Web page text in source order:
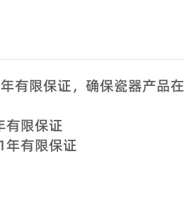
有限保证，确保瓷器产品
限保证
有限保证